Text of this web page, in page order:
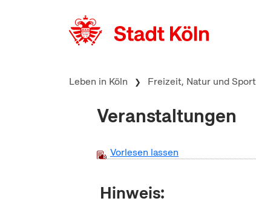
Leben in Köln Freizeit, Natur und Sport
Veranstaltungen
Vorlesen lassen
Hinweis: